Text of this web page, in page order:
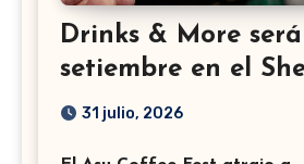
Drinks & More
setiembre en el
31 julio, 2026